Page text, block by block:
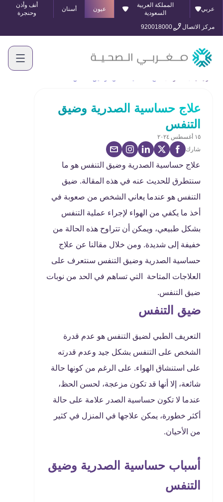
عربي
المملكة العربية
السعودية
عيون أسنان
أنف وأذن
وحنجرة
مركز الاتصال
920018000
علاج حساسية الصدرية وضيق
التنفس
١٥ أغسطس ٢٠٢٤
شارك
علاج حساسية الصدرية وضيق التنفس هو ما
سنتطرق للحديث عنه في هذه المقالة. ضيق
التنفس هو عندما يعاني الشخص من صعوبة في
أخذ ما يكفي من الهواء لإجراء عملية التنفس
بشكل طبيعي، ويمكن أن تتراوح هذه الحالة من
خفيفة إلى شديدة. ومن خلال مقالنا عن علاج
حساسية الصدرية وضيق التنفس سنتعرف على
العلاجات المتاحة التي تساهم في الحد من نوبات
ضيق التنفس.
ضيق التنفس
التعريف الطبي لضيق التنفس هو عدم قدرة
الشخص على التنفس بشكل جيد وعدم قدرته
على استنشاق الهواء. على الرغم من كونها حالة
شائعة، إلا أنها قد تكون مزعجة، لحسن الحظ،
عندما لا تكون حساسية الصدر علامة على حالة
أكثر خطورة، يمكن علاجها في المنزل في كثير
من الأحيان.
أسباب حساسية الصدرية وضيق
التنفس